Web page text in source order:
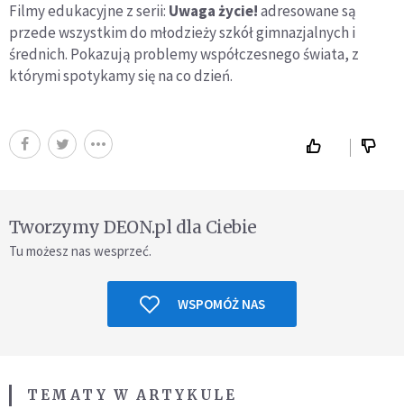
Filmy edukacyjne z serii: Uwaga życie!adresowane są
przede wszystkim do młodzieży szkół gimnazjalnych i
średnich. Pokazują problemy współczesnego świata, z
którymi spotykamy się na co dzień.
Tworzymy DEON.pl dla Ciebie
Tu możesz nas wesprzeć.
WSPOMÓŻ NAS
TEMATY W ARTYKULE